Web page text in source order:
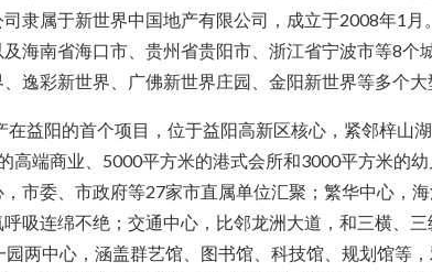
隶属于新世界中国地产有限公司，成立于2008年1
海南省海口市、贵州省贵阳市、浙江省宁波市等8个
逸彩新世界、广佛新世界庄园、金阳新世界等多个
在益阳的首个项目，位于益阳高新区核心，紧邻梓山
高端商业、5000平方米的港式会所和3000平方米的
市委、市政府等27家市直属单位汇聚；繁华中心，
吸连绵不绝；交通中心，比邻龙洲大道，和三横、
两中心，涵盖群艺馆、图书馆、科技馆、规划馆等